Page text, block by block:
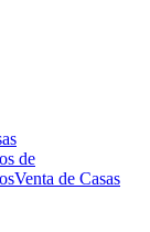
de
Venta de Casas